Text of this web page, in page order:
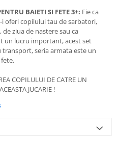
BAIETI SI FETE 3+: Fie ca
oferi copilului tau de sarbatori,
de ziua de nastere sau ca
un lucru important, acest set
seria armata este un
COPILULUI DE CATRE UN
JUCARIE !